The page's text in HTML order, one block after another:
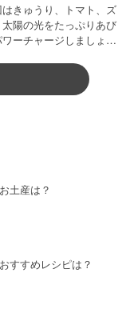
きゅうり、トマト、ズ
陽の光をたっぷりあび
ーチャージしましょう
土産は？
すすめレシピは？